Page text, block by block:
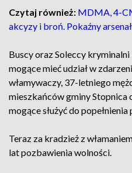
Czytaj również: MDMA, 4-
akcyzy i broń. Pokaźny
Buscy oraz Soleccy
mogące mieć udział w
włamywaczy, 37-letniego
mieszkańców gminy
mogące służyć do
Teraz za kradzież z
lat pozbawienia wolności.